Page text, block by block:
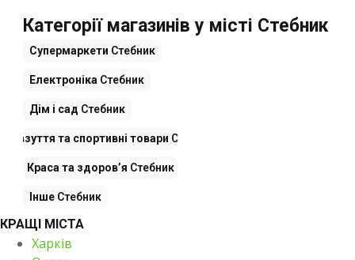
Категорії магазинів у місті Стебник
Супермаркети Стебник
Електроніка Стебник
Дім і сад Стебник
взуття та спортивні товари Стебник
Краса та здоров’я Стебник
Інше Стебник
КРАЩІ МІСТА
Харків